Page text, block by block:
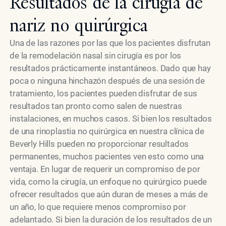
nariz no quirúrgica
Una de las razones por las que los pacientes disfrutan
de la remodelación nasal sin cirugía es por los
resultados prácticamente instantáneos. Dado que hay
poca o ninguna hinchazón después de una sesión de
tratamiento, los pacientes pueden disfrutar de sus
resultados tan pronto como salen de nuestras
instalaciones, en muchos casos. Si bien los resultados
de una rinoplastia no quirúrgica en nuestra clínica de
Beverly Hills pueden no proporcionar resultados
permanentes, muchos pacientes ven esto como una
ventaja. En lugar de requerir un compromiso de por
vida, como la cirugía, un enfoque no quirúrgico puede
ofrecer resultados que aún duran de meses a más de
un año, lo que requiere menos compromiso por
adelantado. Si bien la duración de los resultados de un